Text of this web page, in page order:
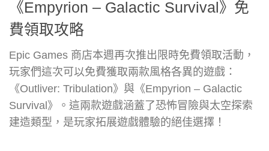
《Empyrion – Galactic Survival》免
費領取攻略
Epic Games 商店本週再次推出限時免費領取活動，
玩家們這次可以免費獲取兩款風格各異的遊戲：
《Outliver: Tribulation》與《Empyrion – Galactic
Survival》。這兩款遊戲涵蓋了恐怖冒險與太空探索
建造類型，是玩家拓展遊戲體驗的絕佳選擇！